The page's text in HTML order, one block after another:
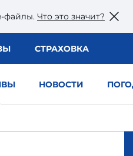
файлы. Что это значит?
СТРАХОВКА
НОВОСТИ